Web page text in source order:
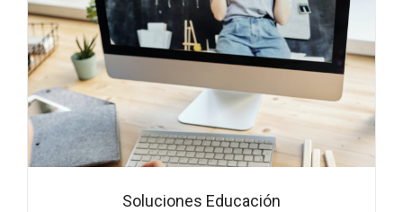
Soluciones Educación